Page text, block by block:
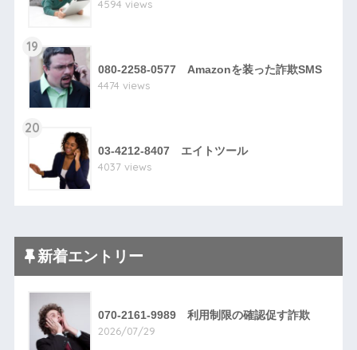
4594 views
19
080-2258-0577 Amazonを装った詐欺SMS
4474 views
20
03-4212-8407 エイトツール
4037 views
新着エントリー
070-2161-9989 利用制限の確認促す詐欺
2026/07/29